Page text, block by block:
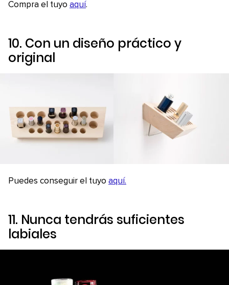
Compra el tuyo aquí.
10. Con un diseño práctico y
original
Puedes conseguir el tuyo aquí.
11. Nunca tendrás suficientes
labiales